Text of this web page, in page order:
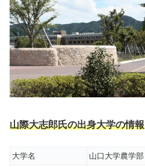
山際大志郎氏の出身大学の情報
大学名
山口大学農学部